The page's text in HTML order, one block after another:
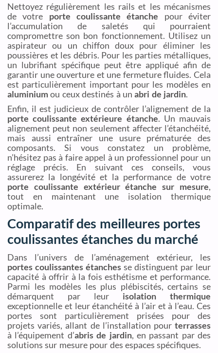
Nettoyez régulièrement les rails et les mécanismes
de votre porte coulissante étanche pour éviter
l’accumulation de saletés qui pourraient
compromettre son bon fonctionnement. Utilisez un
aspirateur ou un chiffon doux pour éliminer les
poussières et les débris. Pour les parties métalliques,
un lubrifiant spécifique peut être appliqué afin de
garantir une ouverture et une fermeture fluides. Cela
est particulièrement important pour les modèles en
aluminiumou ceux destinés à unabri de jardin.
Enfin, il est judicieux de contrôler l’alignement de la
porte coulissante extérieure étanche. Un mauvais
alignement peut non seulement affecter l’étanchéité,
mais aussi entraîner une usure prématurée des
composants. Si vous constatez un problème,
n’hésitez pas à faire appel à un professionnel pour un
réglage précis. En suivant ces conseils, vous
assurerez la longévité et la performance de votre
porte coulissante extérieur étanche sur mesure,
tout en maintenant une isolation thermique
optimale.
Comparatif des meilleures portes
coulissantes étanches du marché
Dans l’univers de l’aménagement extérieur, les
portes coulissantes étanches se distinguent par leur
capacité à offrir à la fois esthétisme et performance.
Parmi les modèles les plus plébiscités, certains se
démarquent par leur isolation thermique
exceptionnelle et leur étanchéité à l’air et à l’eau. Ces
portes sont particulièrement prisées pour des
projets variés, allant de l’installation pour terrasses
à l’équipement d’abris de jardin, en passant par des
solutions sur mesure pour des espaces spécifiques.